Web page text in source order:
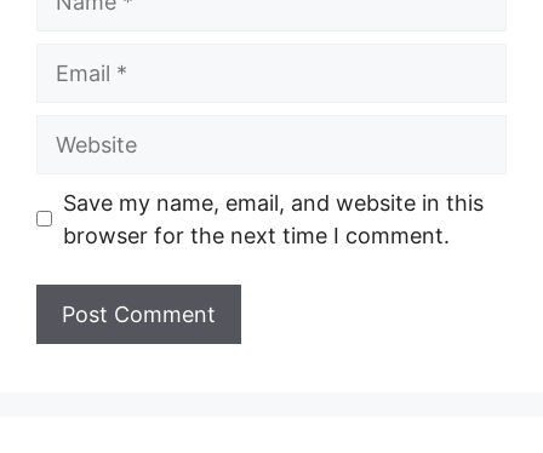
Website
Save my name, email, and website in this
browser for the next time I comment.